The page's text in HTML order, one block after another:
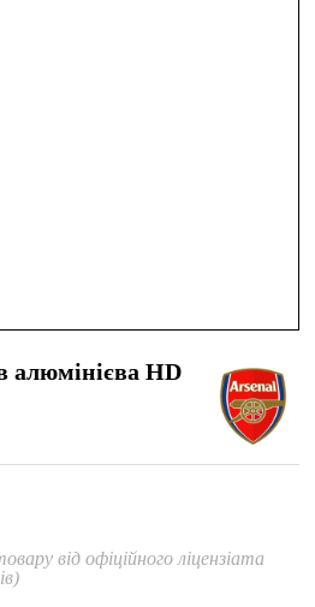
алюмінієва HD
від офіційного ліцензіата